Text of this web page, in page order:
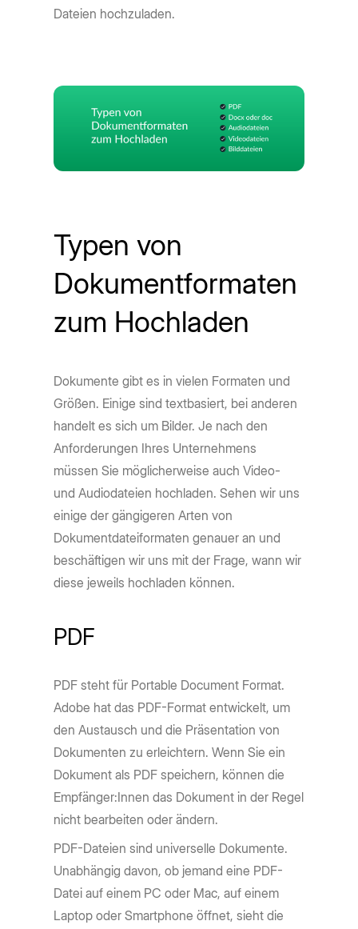
Dateien hochzuladen.
Typen von
Dokumentformaten
zum Hochladen
Dokumente gibt es in vielen Formaten und
Größen. Einige sind textbasiert, bei anderen
handelt es sich um Bilder. Je nach den
Anforderungen Ihres Unternehmens
müssen Sie möglicherweise auch Video-
und Audiodateien hochladen. Sehen wir uns
einige der gängigeren Arten von
Dokumentdateiformaten genauer an und
beschäftigen wir uns mit der Frage, wann wir
diese jeweils hochladen können.
PDF
PDF steht für Portable Document Format.
Adobe hat das PDF-Format entwickelt, um
den Austausch und die Präsentation von
Dokumenten zu erleichtern. Wenn Sie ein
Dokument als PDF speichern, können die
Empfänger:Innen das Dokument in der Regel
nicht bearbeiten oder ändern.
PDF-Dateien sind universelle Dokumente.
Unabhängig davon, ob jemand eine PDF-
Datei auf einem PC oder Mac, auf einem
Laptop oder Smartphone öffnet, sieht die